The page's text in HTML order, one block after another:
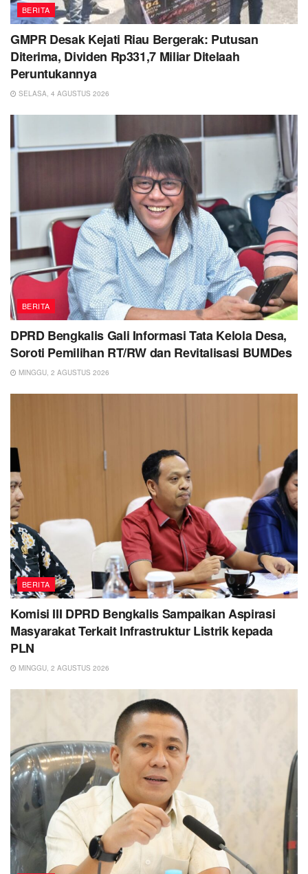
BERITA
GMPR Desak Kejati Riau Bergerak: Putusan
Diterima, Dividen Rp331,7 Miliar Ditelaah
Peruntukannya
SELASA, 4 AGUSTUS 2026
BERITA
DPRD Bengkalis Gali Informasi Tata Kelola Desa,
Soroti Pemilihan RT/RW dan Revitalisasi BUMDes
MINGGU, 2 AGUSTUS 2026
BERITA
Komisi III DPRD Bengkalis Sampaikan Aspirasi
Masyarakat Terkait Infrastruktur Listrik kepada
PLN
MINGGU, 2 AGUSTUS 2026